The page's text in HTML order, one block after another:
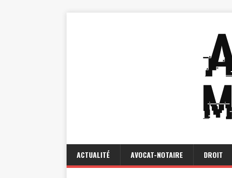
ACTUALITÉ AVOCAT-NOTAIRE DROIT